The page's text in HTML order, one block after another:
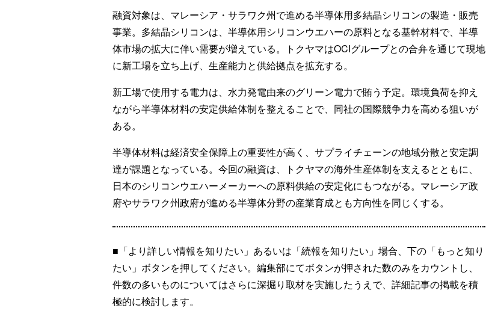
融資対象は、マレーシア・サラワク州で進める半導体用多結晶シリコンの製造・販売
事業。多結晶シリコンは、半導体用シリコンウエハーの原料となる基幹材料で、半導
体市場の拡大に伴い需要が増えている。トクヤマはOCIグループとの合弁を通じて現地
に新工場を立ち上げ、生産能力と供給拠点を拡充する。
新工場で使用する電力は、水力発電由来のグリーン電力で賄う予定。環境負荷を抑え
ながら半導体材料の安定供給体制を整えることで、同社の国際競争力を高める狙いが
ある。
半導体材料は経済安全保障上の重要性が高く、サプライチェーンの地域分散と安定調
達が課題となっている。今回の融資は、トクヤマの海外生産体制を支えるとともに、
日本のシリコンウエハーメーカーへの原料供給の安定化にもつながる。マレーシア政
府やサラワク州政府が進める半導体分野の産業育成とも方向性を同じくする。
■「より詳しい情報を知りたい」あるいは「続報を知りたい」場合、下の「もっと知り
たい」ボタンを押してください。編集部にてボタンが押された数のみをカウントし、
件数の多いものについてはさらに深掘り取材を実施したうえで、詳細記事の掲載を積
極的に検討します。